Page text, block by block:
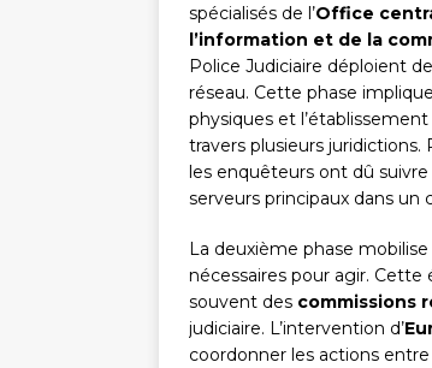
spécialisés de l’Office
l’information et de la
Police Judiciaire déploient
réseau. Cette phase
physiques et
travers plusieurs juridictions.
les enquêteurs ont dû
serveurs principaux dans un
La deuxième phase mobilise
nécessaires pour agir.
souvent des commissions
judiciaire. L’intervention d’
coordonner les actions